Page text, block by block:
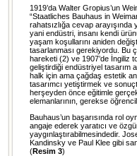
1919’da Walter Gropius’un
“Staatliches Bauhaus in
rahatsızlığa cevap arayışında
yani endüstri, insanı kendi
yaşam koşullarını aniden
tasarlanması gerekiyordu. Bu
hareketi (2) ve 1907’de İngiliz
geliştirdiği endüstriyel tasarım
halk için ama çağdaş estetik
tasarımcı yetiştirmek ve
herşeyden önce eğitimle
elemanlarının, gerekse
Bauhaus’un başarısında rol
angaje ederek yaratıcı ve
yaygınlaştırabilmesindedir.
Kandinsky ve Paul Klee gibi
(Resim 3)